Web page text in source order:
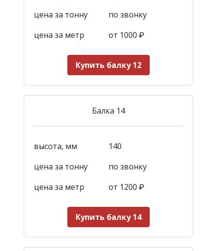
цена за тонну
по звонку
цена за метр
от 1000 ₽
Купить балку 12
Балка 14
высота, мм
140
цена за тонну
по звонку
цена за метр
от 1200 ₽
Купить балку 14